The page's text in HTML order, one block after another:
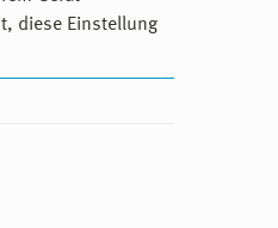
diese Einstellung